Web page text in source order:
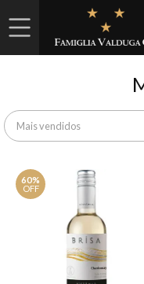
60%
OFF